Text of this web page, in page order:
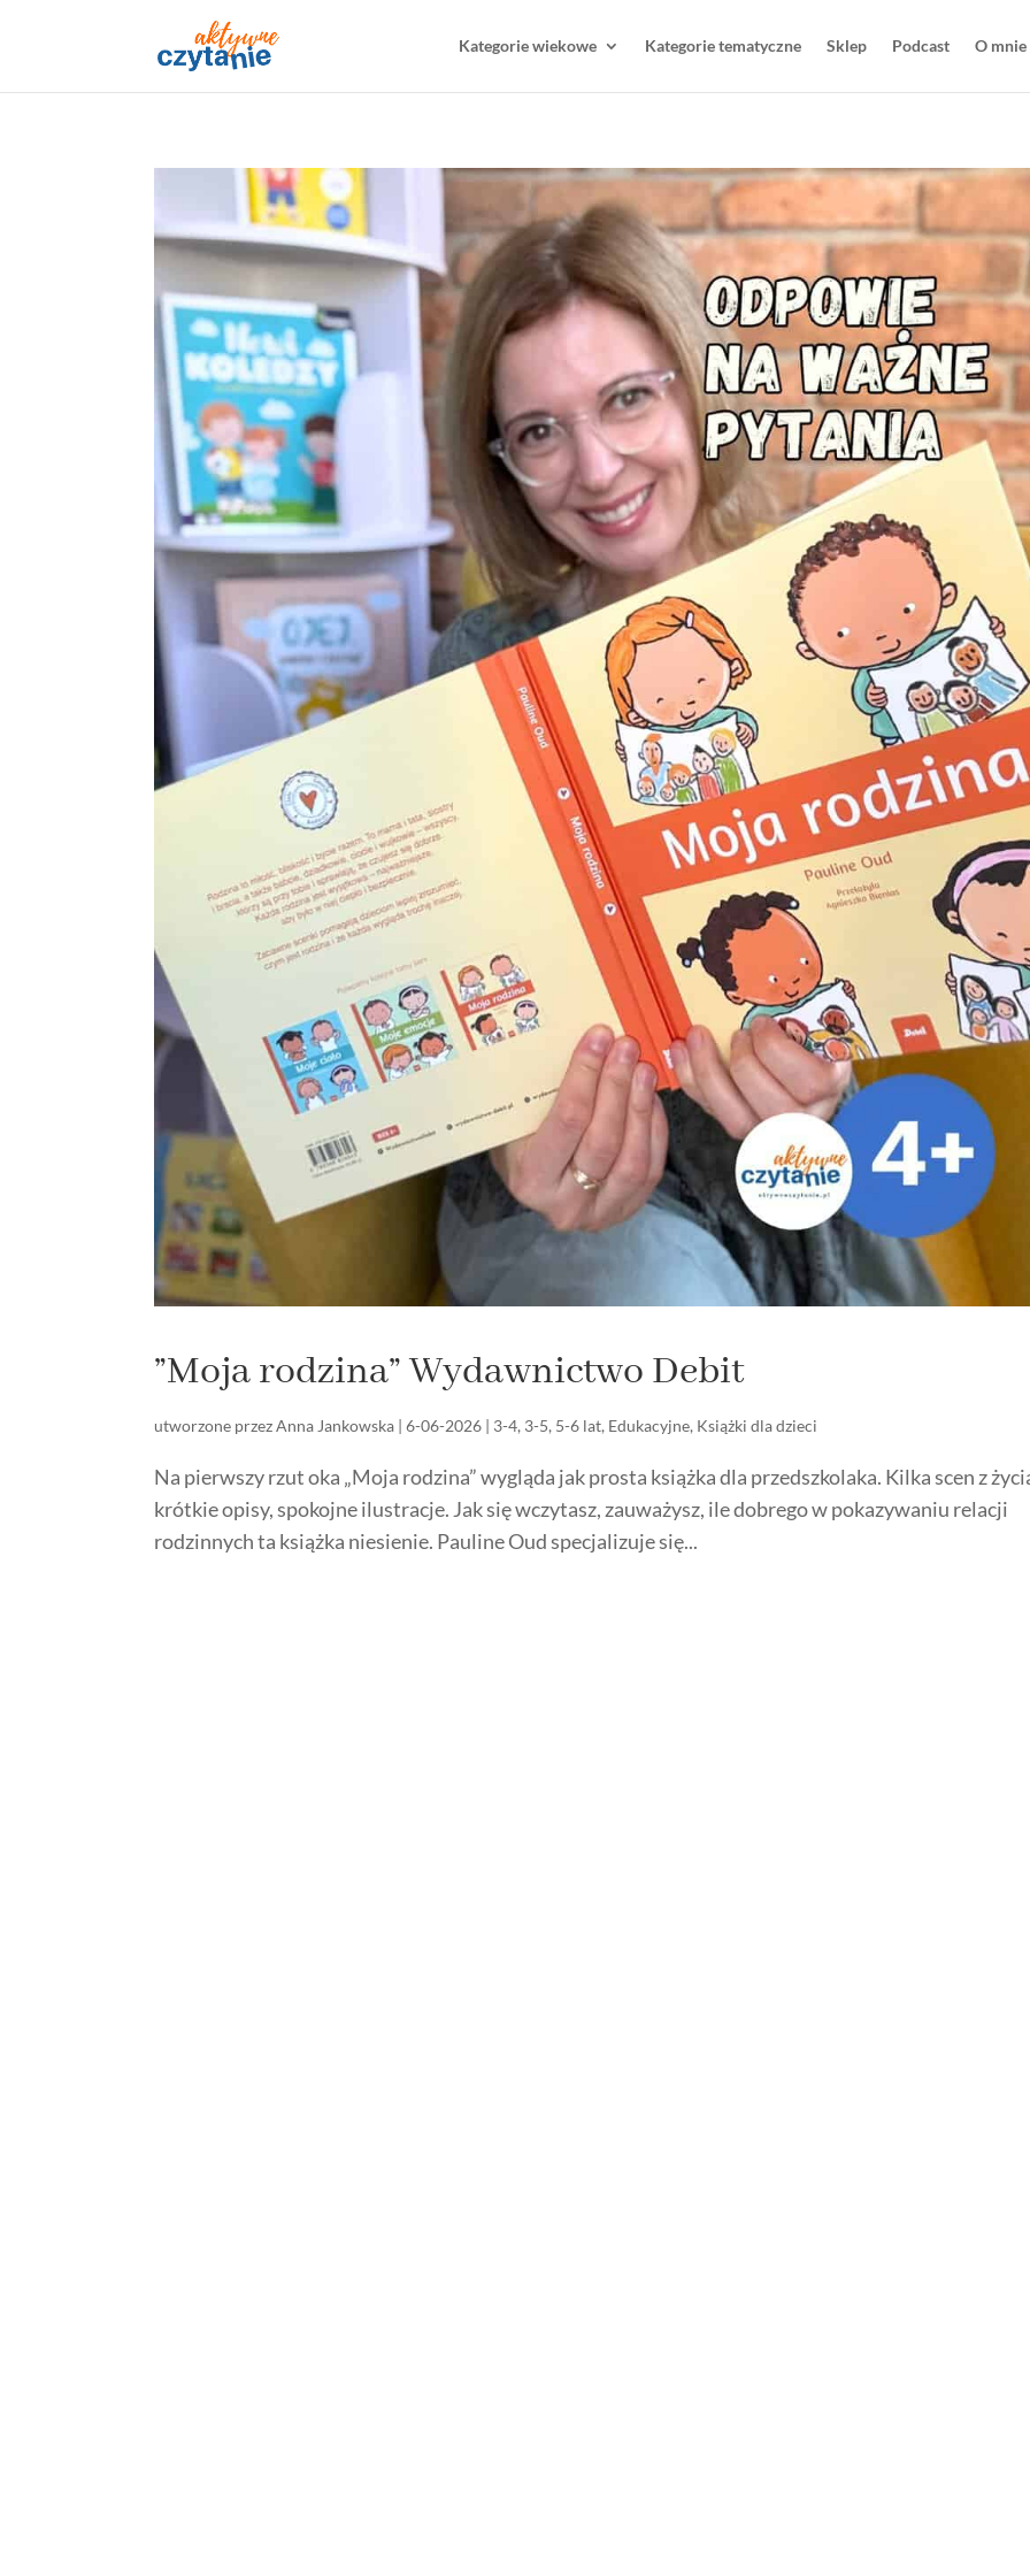
Kategorie wiekowe Kategorie tematyczne Sklep Podcast O mnie
”Moja rodzina” Wydawnictwo Debit
utworzone przezAnna Jankowska |6-06-2026 | 3-4, 3-5, 5-6 lat, Edukacyjne, Książki dla dzieci
Na pierwszy rzut oka „Moja rodzina” wygląda jak prosta książka dla przedszkolaka. Kilka scen z
krótkie opisy, spokojne ilustracje. Jak się wczytasz, zauważysz, ile dobrego w pokazywaniu relacji
rodzinnych ta książka niesienie. Pauline Oud specjalizuje się...